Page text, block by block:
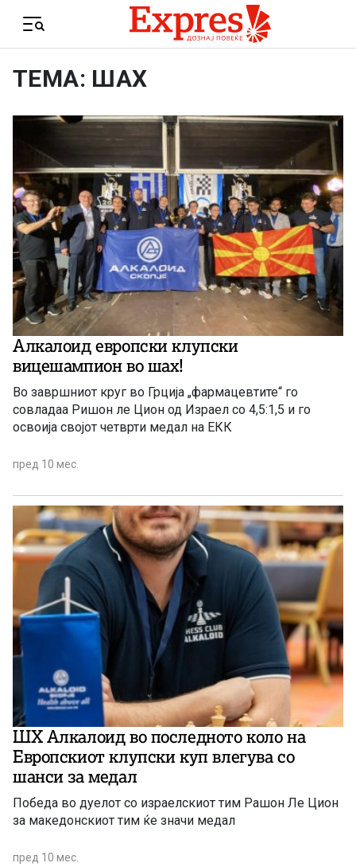
Menu
ТЕМА: ШАХ
Алкалоид европски клупски
вицешампион во шах!
Во завршниот круг во Грција „фармацевтите“ го
совладаа Ришон ле Цион од Израел со 4,5:1,5 и го
освоија својот четврти медал на ЕКК
пред 10 мес.
ШХ Алкалоид во последното коло на
Европскиот клупски куп влегува со
шанси за медал
Победа во дуелот со израелскиот тим Рашон Ле Цион
за македонскиот тим ќе значи медал
пред 10 мес.